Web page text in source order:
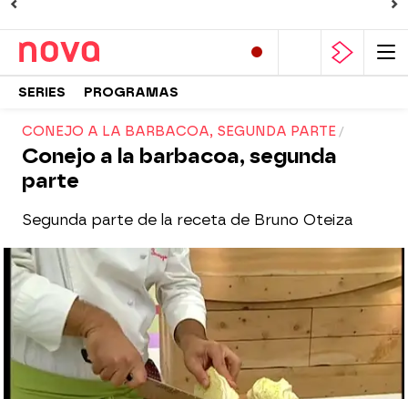
SERIES PROGRAMAS
CONEJO A LA BARBACOA, SEGUNDA PARTE
Conejo a la barbacoa, segunda
parte
Segunda parte de la receta de Bruno Oteiza
Nova